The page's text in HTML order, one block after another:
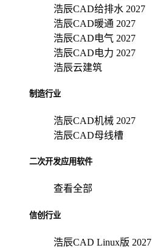
浩辰CAD给排水 2027
浩辰CAD暖通 2027
浩辰CAD电气 2027
浩辰CAD电力 2027
浩辰云建筑
制造行业
浩辰CAD机械 2027
浩辰CAD母线槽
二次开发应用软件
查看全部
信创行业
浩辰CAD Linux版 2027